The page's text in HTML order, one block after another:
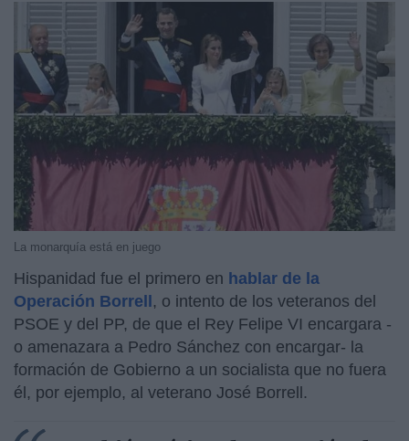
La monarquía está en juego
Hispanidad fue el primero en hablar de la
Operación Borrell, o intento de los veteranos del
PSOE y del PP, de que el Rey Felipe VI encargara -
o amenazara a Pedro Sánchez con encargar- la
formación de Gobierno a un socialista que no fuera
él, por ejemplo, al veterano José Borrell.